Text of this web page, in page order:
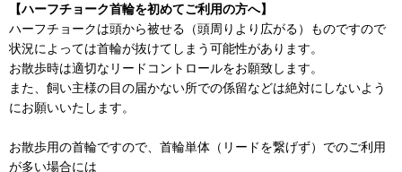
【ハーフチョーク首輪を初めてご利用の方へ】
ハーフチョークは頭から被せる（頭周りより広がる）ものですので
状況によっては首輪が抜けてしまう可能性があります。
お散歩時は適切なリードコントロールをお願致します。
また、飼い主様の目の届かない所での係留などは絶対にしないよう
にお願いいたします。
お散歩用の首輪ですので、首輪単体（リードを繋げず）でのご利用
が多い場合には